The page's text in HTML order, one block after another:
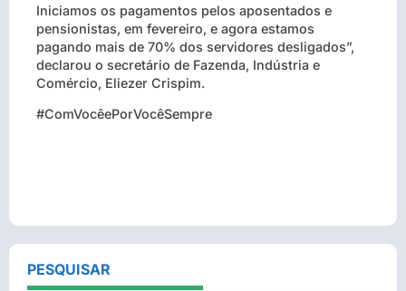
Iniciamos os pagamentos pelos aposentados e
pensionistas, em fevereiro, e agora estamos
pagando mais de 70% dos servidores desligados”,
declarou o secretário de Fazenda, Indústria e
Comércio, Eliezer Crispim.
#ComVocêePorVocêSempre
PESQUISAR